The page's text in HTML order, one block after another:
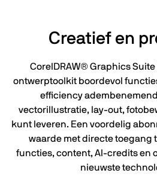
Creatief en
CorelDRAW® Graphics
ontwerptoolkit boordevol
efficiency
vectorillustratie, lay-out,
kunt leveren. Een voordelig
waarde met directe toegang
functies, content, AI-credits en
nieuwste